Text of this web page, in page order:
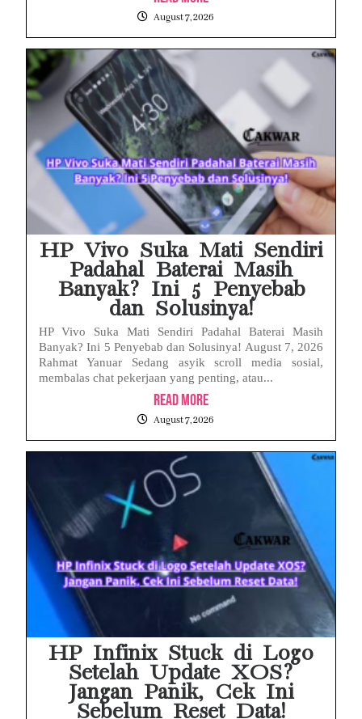
August 7, 2026
HP Vivo Suka Mati Sendiri
Padahal Baterai Masih
Banyak? Ini 5 Penyebab
dan Solusinya!
HP Vivo Suka Mati Sendiri Padahal Baterai Masih
Banyak? Ini 5 Penyebab dan Solusinya! August 7, 2026
Rahmat Yanuar Sedang asyik scroll media sosial,
membalas chat pekerjaan yang penting, atau...
Read More
August 7, 2026
HP Infinix Stuck di Logo
Setelah Update XOS?
Jangan Panik, Cek Ini
Sebelum Reset Data!